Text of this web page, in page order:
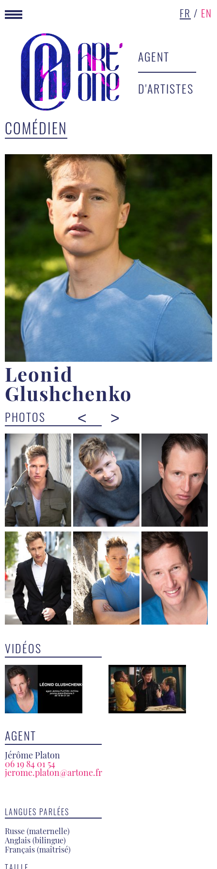
FR / EN
AGENT
D'ARTISTES
COMÉDIEN
Leonid
Glushchenko
PHOTOS < >
VIDÉOS
AGENT
Jérôme Platon
06 19 84 01 54
jerome.platon@artone.fr
LANGUES PARLÉES
Russe (maternelle)
Anglais (bilingue)
Français (maîtrisé)